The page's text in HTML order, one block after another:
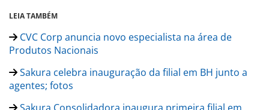
LEIA TAMBÉM
CVC Corp anuncia novo especialista na área de
Produtos Nacionais
Sakura celebra inauguração da filial em BH junto a
agentes; fotos